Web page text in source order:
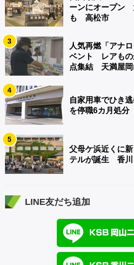
ーンにオープン
も 高松市
3
人気再燃「アナ
ベント レアもの
点集結 天満屋岡
4
自家用車でひき
を停職6カ月処
5
父母ケ浜近くに
テルが誕生 香川
LINE友だち追加